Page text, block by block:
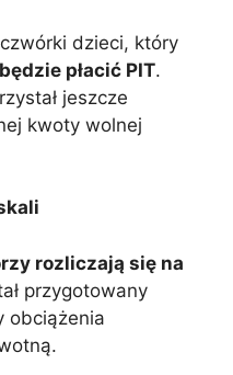
dzieci, który
płacić PIT.
jeszcze
kwoty wolnej
rozliczają się na
przygotowany
obciążenia